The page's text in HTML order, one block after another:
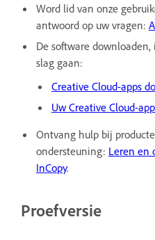
Word lid van onze
antwoord op uw vragen:
De software
slag gaan:
Creative Cloud-apps
Uw Creative Cloud-
Ontvang hulp bij
ondersteuning: Leren en
InCopy.
Proefversie